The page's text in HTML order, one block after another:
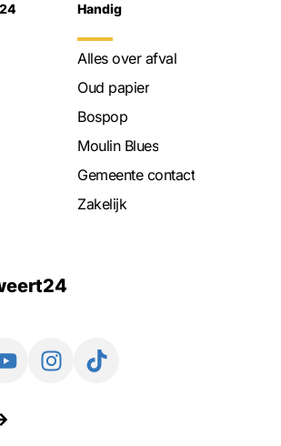
Handig
Alles over afval
Oud papier
Bospop
Moulin Blues
Gemeente contact
Zakelijk